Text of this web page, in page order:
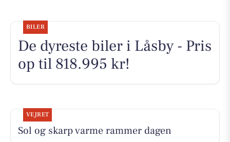
BILER
De dyreste biler i Låsby - Pris
op til 818.995 kr!
VEJRET
Sol og skarp varme rammer dagen